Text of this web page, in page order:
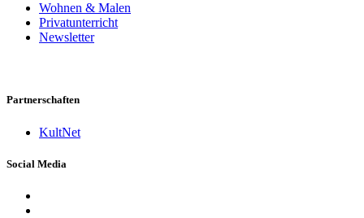
Wohnen & Malen
Privatunterricht
Newsletter
Partnerschaften
KultNet
Social Media